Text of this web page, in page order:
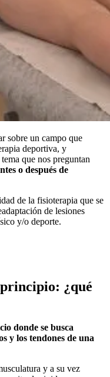
sobre un campo que
deportiva, y
que nos preguntan
o después de
de la fisioterapia que se
de lesiones
y/o deporte.
¿qué
donde se busca
y los tendones de una
y a su vez